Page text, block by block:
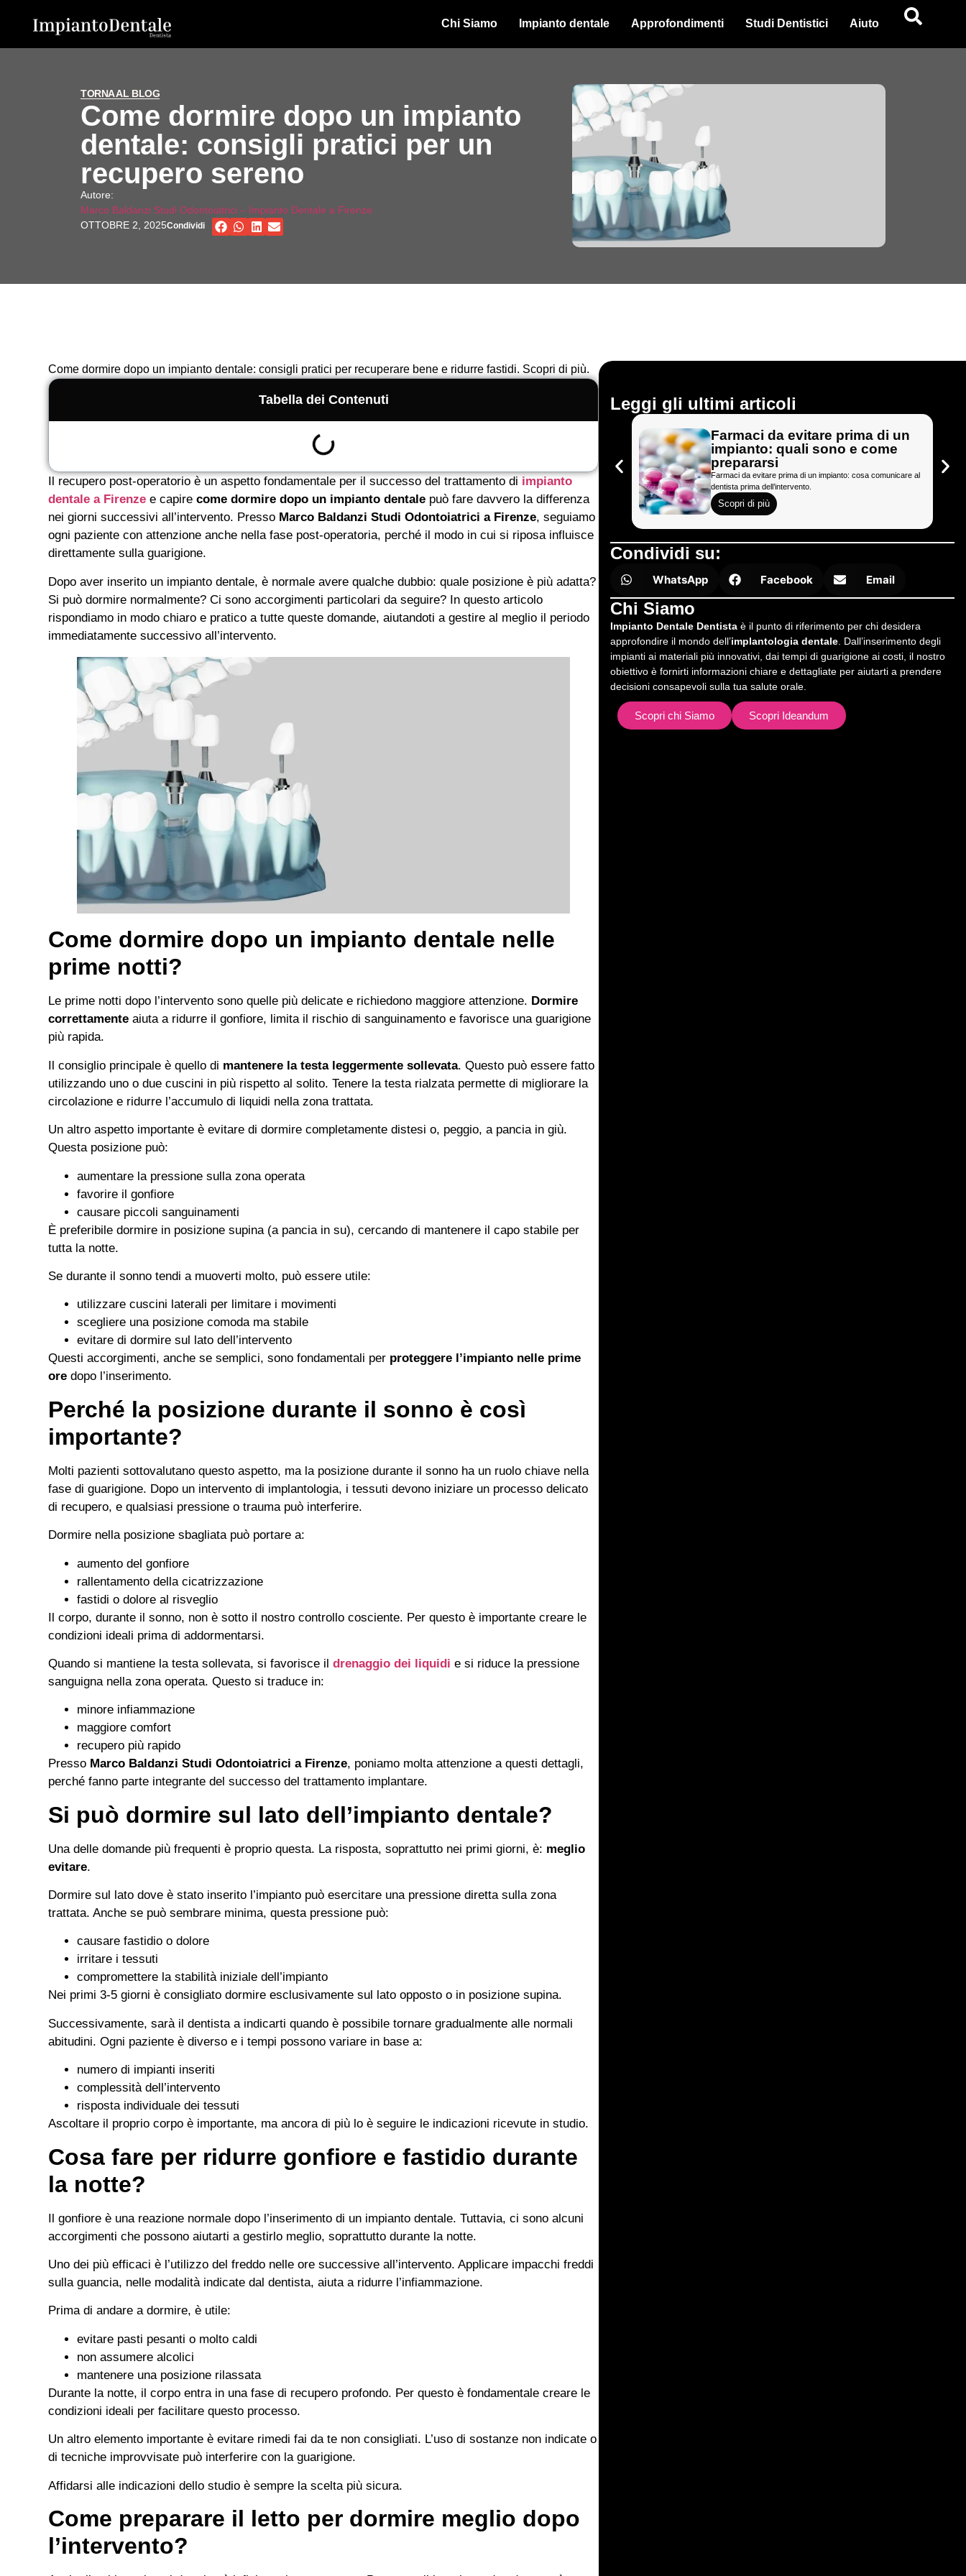
Chi Siamo Impianto dentale Approfondimenti Studi Dentistici Aiuto
TORNA AL BLOG
Come dormire dopo un impianto
dentale: consigli pratici per un
recupero sereno
Autore:
Marco Baldanzi Studi Odontoiatrici – Impianto Dentale a Firenze
OTTOBRE 2, 2025Condividi
Come dormire dopo un impianto dentale: consigli pratici per recuperare bene e ridurre fastidi. Scopri di più.
Tabella dei Contenuti
Il recupero post-operatorio è un aspetto fondamentale per il successo del trattamento di impianto
dentale a Firenze e capirecome dormire dopo un impianto dentale può fare davvero la differenza
nei giorni successivi all’intervento. Presso Marco Baldanzi Studi Odontoiatrici a Firenze, seguiamo
ogni paziente con attenzione anche nella fase post-operatoria, perché il modo in cui si riposa influisce
direttamente sulla guarigione.
Dopo aver inserito un impianto dentale, è normale avere qualche dubbio: quale posizione è più adatta?
Si può dormire normalmente? Ci sono accorgimenti particolari da seguire? In questo articolo
rispondiamo in modo chiaro e pratico a tutte queste domande, aiutandoti a gestire al meglio il periodo
immediatamente successivo all’intervento.
Come dormire dopo un impianto dentale nelle
prime notti?
Le prime notti dopo l’intervento sono quelle più delicate e richiedono maggiore attenzione. Dormire
correttamente aiuta a ridurre il gonfiore, limita il rischio di sanguinamento e favorisce una guarigione
più rapida.
Il consiglio principale è quello di mantenere la testa leggermente sollevata. Questo può essere fatto
utilizzando uno o due cuscini in più rispetto al solito. Tenere la testa rialzata permette di migliorare la
circolazione e ridurre l’accumulo di liquidi nella zona trattata.
Un altro aspetto importante è evitare di dormire completamente distesi o, peggio, a pancia in giù.
Questa posizione può:
aumentare la pressione sulla zona operata
favorire il gonfiore
causare piccoli sanguinamenti
È preferibile dormire in posizione supina (a pancia in su), cercando di mantenere il capo stabile per
tutta la notte.
Se durante il sonno tendi a muoverti molto, può essere utile:
utilizzare cuscini laterali per limitare i movimenti
scegliere una posizione comoda ma stabile
evitare di dormire sul lato dell’intervento
Questi accorgimenti, anche se semplici, sono fondamentali per proteggere l’impianto nelle prime
ore dopo l’inserimento.
Perché la posizione durante il sonno è così
importante?
Molti pazienti sottovalutano questo aspetto, ma la posizione durante il sonno ha un ruolo chiave nella
fase di guarigione. Dopo un intervento di implantologia, i tessuti devono iniziare un processo delicato
di recupero, e qualsiasi pressione o trauma può interferire.
Dormire nella posizione sbagliata può portare a:
aumento del gonfiore
rallentamento della cicatrizzazione
fastidi o dolore al risveglio
Il corpo, durante il sonno, non è sotto il nostro controllo cosciente. Per questo è importante creare le
condizioni ideali prima di addormentarsi.
Quando si mantiene la testa sollevata, si favorisce ildrenaggio dei liquidi e si riduce la pressione
sanguigna nella zona operata. Questo si traduce in:
minore infiammazione
maggiore comfort
recupero più rapido
Presso Marco Baldanzi Studi Odontoiatrici a Firenze, poniamo molta attenzione a questi dettagli,
perché fanno parte integrante del successo del trattamento implantare.
Si può dormire sul lato dell’impianto dentale?
Una delle domande più frequenti è proprio questa. La risposta, soprattutto nei primi giorni, è: meglio
evitare.
Dormire sul lato dove è stato inserito l’impianto può esercitare una pressione diretta sulla zona
trattata. Anche se può sembrare minima, questa pressione può:
causare fastidio o dolore
irritare i tessuti
compromettere la stabilità iniziale dell’impianto
Nei primi 3-5 giorni è consigliato dormire esclusivamente sul lato opposto o in posizione supina.
Successivamente, sarà il dentista a indicarti quando è possibile tornare gradualmente alle normali
abitudini. Ogni paziente è diverso e i tempi possono variare in base a:
numero di impianti inseriti
complessità dell’intervento
risposta individuale dei tessuti
Ascoltare il proprio corpo è importante, ma ancora di più lo è seguire le indicazioni ricevute in studio.
Cosa fare per ridurre gonfiore e fastidio durante
la notte?
Il gonfiore è una reazione normale dopo l’inserimento di un impianto dentale. Tuttavia, ci sono alcuni
accorgimenti che possono aiutarti a gestirlo meglio, soprattutto durante la notte.
Uno dei più efficaci è l’utilizzo del freddo nelle ore successive all’intervento. Applicare impacchi freddi
sulla guancia, nelle modalità indicate dal dentista, aiuta a ridurre l’infiammazione.
Prima di andare a dormire, è utile:
evitare pasti pesanti o molto caldi
non assumere alcolici
mantenere una posizione rilassata
Durante la notte, il corpo entra in una fase di recupero profondo. Per questo è fondamentale creare le
condizioni ideali per facilitare questo processo.
Un altro elemento importante è evitare rimedi fai da te non consigliati. L’uso di sostanze non indicate o
di tecniche improvvisate può interferire con la guarigione.
Affidarsi alle indicazioni dello studio è sempre la scelta più sicura.
Come preparare il letto per dormire meglio dopo
l’intervento?
Leggi gli ultimi articoli
Farmaci da evitare prima di un
impianto: quali sono e come
prepararsi
Farmaci da evitare prima di un impianto: cosa comunicare al
dentista prima dell’intervento.
Scopri di più
Condividi su:
WhatsApp Facebook Email
Chi Siamo
Impianto Dentale Dentista è il punto di riferimento per chi desidera
approfondire il mondo dell’implantologia dentale. Dall’inserimento degli
impianti ai materiali più innovativi, dai tempi di guarigione ai costi, il nostro
obiettivo è fornirti informazioni chiare e dettagliate per aiutarti a prendere
decisioni consapevoli sulla tua salute orale.
Scopri chi Siamo Scopri Ideandum